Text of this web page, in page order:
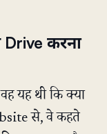
करना
यह थी कि क्या
से, वे कहते